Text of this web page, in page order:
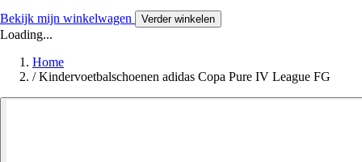
Bekijk mijn winkelwagen Verder winkelen
Loading...
Home
/ Kindervoetbalschoenen adidas Copa Pure IV League FG